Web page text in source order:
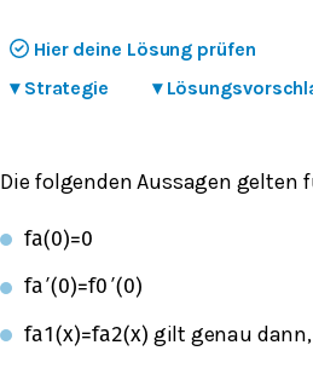
Hier deine Lösung prüfen
▾ Strategie ▾
Die folgenden Aussagen gelten
fa(0)=0
fa′(0)=f0 ′(0)
fa1 (x)=fa2(x) gilt genau